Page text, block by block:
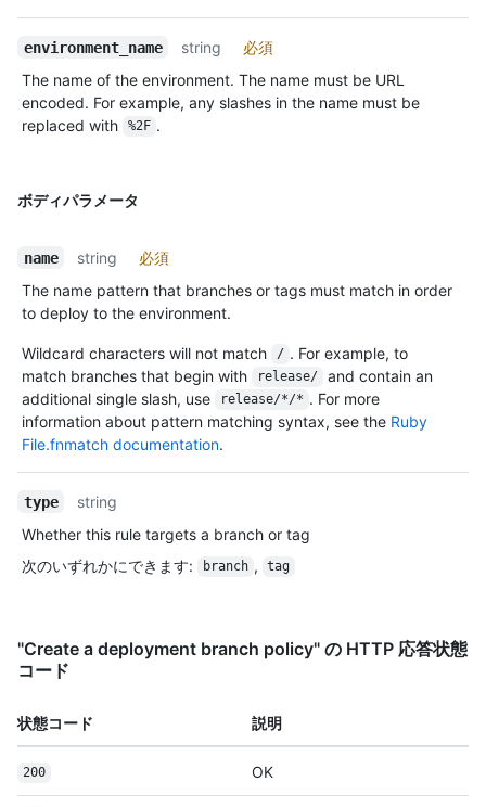
environment_name string
必須
The name of the environment. The name must be URL
encoded. For example, any slashes in the name must be
replaced with
%2F .
ボディパラメータ
name string
必須
The name pattern that branches or tags must match in order
to deploy to the environment.
Wildcard characters will not match / . For example, to
match branches that begin with
release/
and contain an
additional single slash, use
release/*/* . For more
information about pattern matching syntax, see the Ruby
File.fnmatch documentation.
type
string
Whether this rule targets a branch or tag
次のいずれかにできます: branch , tag
"Create a deployment branch policy" の HTTP 応答状態
コード
状態コード 説明
200 OK